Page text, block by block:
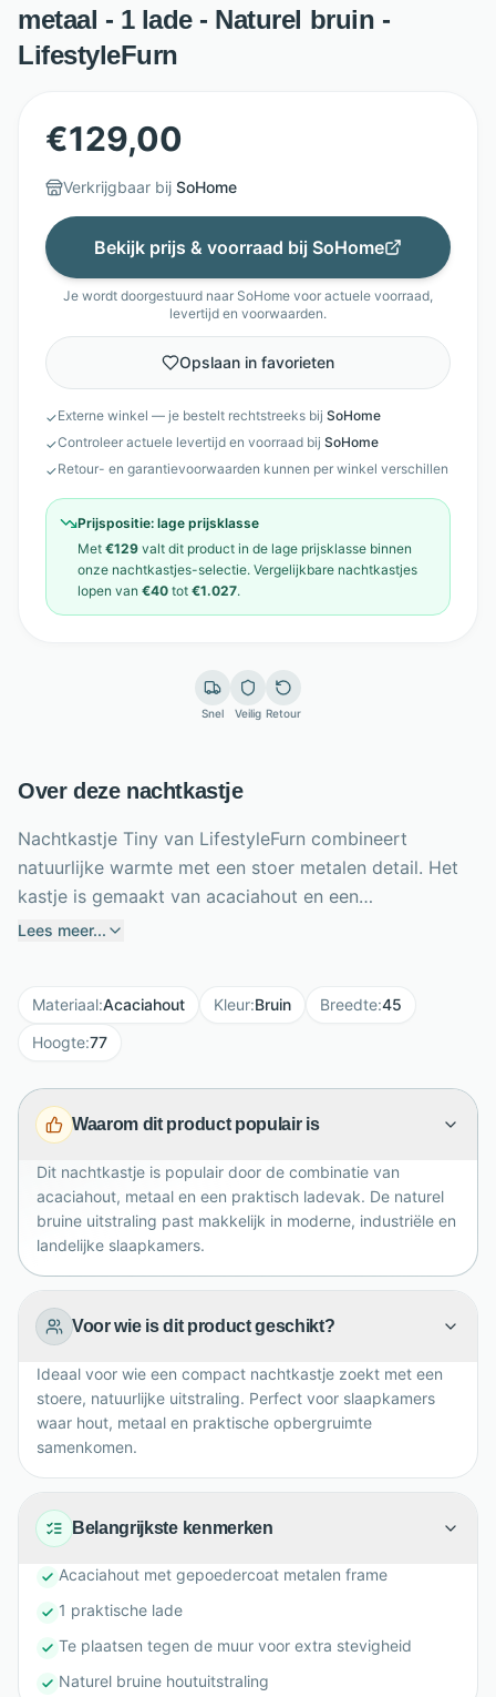
metaal - 1 lade - Naturel bruin -
LifestyleFurn
€129,00
Verkrijgbaar bij SoHome
Bekijk prijs & voorraad bij SoHome
Je wordt doorgestuurd naar SoHome voor actuele voorraad,
levertijd en voorwaarden.
Opslaan in favorieten
✓Externe winkel — je bestelt rechtstreeks bij SoHome
✓Controleer actuele levertijd en voorraad bij SoHome
✓Retour- en garantievoorwaarden kunnen per winkel verschillen
Prijspositie: lage prijsklasse
Met €129 valt dit product in de lage prijsklasse binnen
onze nachtkastjes-selectie. Vergelijkbare nachtkastjes
lopen van €40 tot €1.027.
Snel Veilig Retour
Over deze nachtkastje
Nachtkastje Tiny van LifestyleFurn combineert
natuurlijke warmte met een stoer metalen detail. Het
kastje is gemaakt van acaciahout en een
gepoedercoat metalen frame, waardoor het een
35 cm biedt Tiny een praktisch formaat naast ieder
bed. De lade houdt kleine spullen zoals een boek, bril,
stevigheid plaats je het nachtkastje tegen de muur
met de aanwezige schroefgaatjes. De naturel bruine
Lees meer...
Materiaal:Acaciahout Kleur:Bruin Breedte:45
Hoogte:77
Waarom dit product populair is
Dit nachtkastje is populair door de combinatie van
acaciahout, metaal en een praktisch ladevak. De naturel
bruine uitstraling past makkelijk in moderne, industriële en
landelijke slaapkamers.
Voor wie is dit product geschikt?
Ideaal voor wie een compact nachtkastje zoekt met een
stoere, natuurlijke uitstraling. Perfect voor slaapkamers
waar hout, metaal en praktische opbergruimte
samenkomen.
Belangrijkste kenmerken
Acaciahout met gepoedercoat metalen frame
1 praktische lade
Te plaatsen tegen de muur voor extra stevigheid
Naturel bruine houtuitstraling